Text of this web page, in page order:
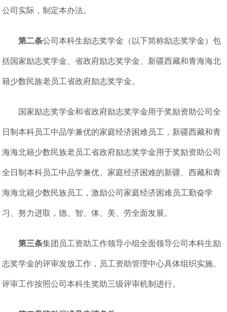
公司实际，制定本办法。
第二条公司本科生励志奖学金（以下简称励志奖学金）包
括国家励志奖学金、省政府励志奖学金、新疆西藏和青海海北
籍少数民族老员工省政府励志奖学金。
国家励志奖学金和省政府励志奖学金用于奖励资助公司全
日制本科员工中品学兼优的家庭经济困难员工，新疆西藏和青
海海北籍少数民族老员工省政府励志奖学金用于奖励资助公司
全日制本科员工中品学兼优、家庭经济困难的新疆、西藏和青
海海北籍少数民族员工，激励公司家庭经济困难员工勤奋学
习、努力进取，德、智、体、美、劳全面发展。
第三条集团员工资助工作领导小组全面领导公司本科生励
志奖学金的评审发放工作，员工资助管理中心具体组织实施。
评审工作按照公司本科生奖助三级评审机制进行。